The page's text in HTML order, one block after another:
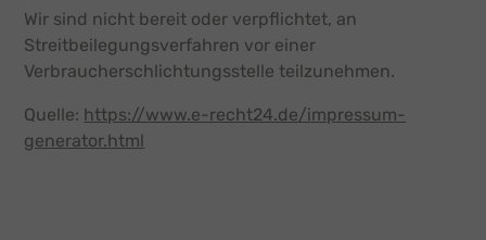
Wir sind nicht bereit oder verpflichtet, an
Streitbeilegungsverfahren vor einer
Verbraucherschlichtungsstelle teilzunehmen.
Quelle: https://www.e-recht24.de/impressum-
generator.html